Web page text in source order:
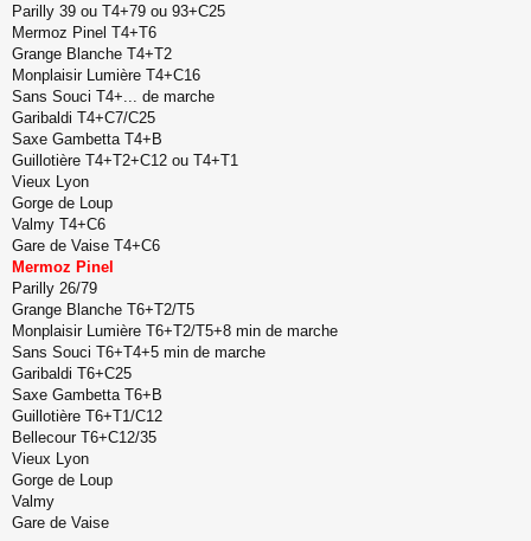
g
e
n
o
n
u
Parilly 39 ou T4+79 ou 93+C25
Mermoz Pinel T4+T6
Grange Blanche T4+T2
Monplaisir Lumière T4+C16
Sans Souci T4+... de marche
Garibaldi T4+C7/C25
Saxe Gambetta T4+B
Guillotière T4+T2+C12 ou T4+T1
Vieux Lyon
Gorge de Loup
Valmy T4+C6
Gare de Vaise T4+C6
Mermoz Pinel
Parilly 26/79
Grange Blanche T6+T2/T5
Monplaisir Lumière T6+T2/T5+8 min de marche
Sans Souci T6+T4+5 min de marche
Garibaldi T6+C25
Saxe Gambetta T6+B
Guillotière T6+T1/C12
Bellecour T6+C12/35
Vieux Lyon
Gorge de Loup
Valmy
Gare de Vaise